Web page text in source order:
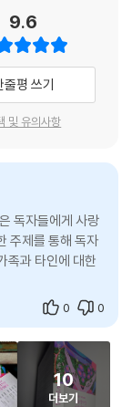
심사 경위’에서
실이 사실은 자기 허
굶주린 한 인간이
한 인물 표현과 상
생명이 탄생한 세
답지 않은 세상에,
스스로 제어할 수
으로 몸을 움직이는
그런 상황에서도 놓
호)
소설 『유원』 『페
소년문학상, 제44회
9.6
줄평 쓰기
및 유의사항
독자들에게 사랑
주제를 통해 독자
족과 타인에 대한
을 반영한 작품
0 0
10